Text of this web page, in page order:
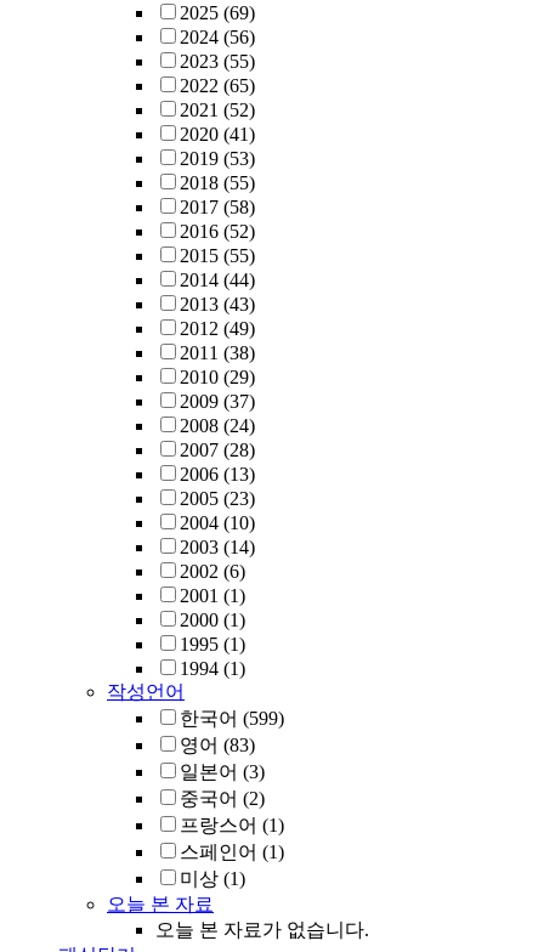
2025 (69)
2024 (56)
2023 (55)
2022 (65)
2021 (52)
2020 (41)
2019 (53)
2018 (55)
2017 (58)
2016 (52)
2015 (55)
2014 (44)
2013 (43)
2012 (49)
2011 (38)
2010 (29)
2009 (37)
2008 (24)
2007 (28)
2006 (13)
2005 (23)
2004 (10)
2003 (14)
2002 (6)
2001 (1)
2000 (1)
1995 (1)
1994 (1)
작성언어
한국어 (599)
영어 (83)
일본어 (3)
중국어 (2)
프랑스어 (1)
스페인어 (1)
미상 (1)
오늘 본 자료
오늘 본 자료가 없습니다.